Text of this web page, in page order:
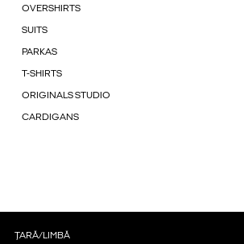
OVERSHIRTS
SUITS
PARKAS
T-SHIRTS
ORIGINALS STUDIO
CARDIGANS
ȚARĂ/LIMBĂ